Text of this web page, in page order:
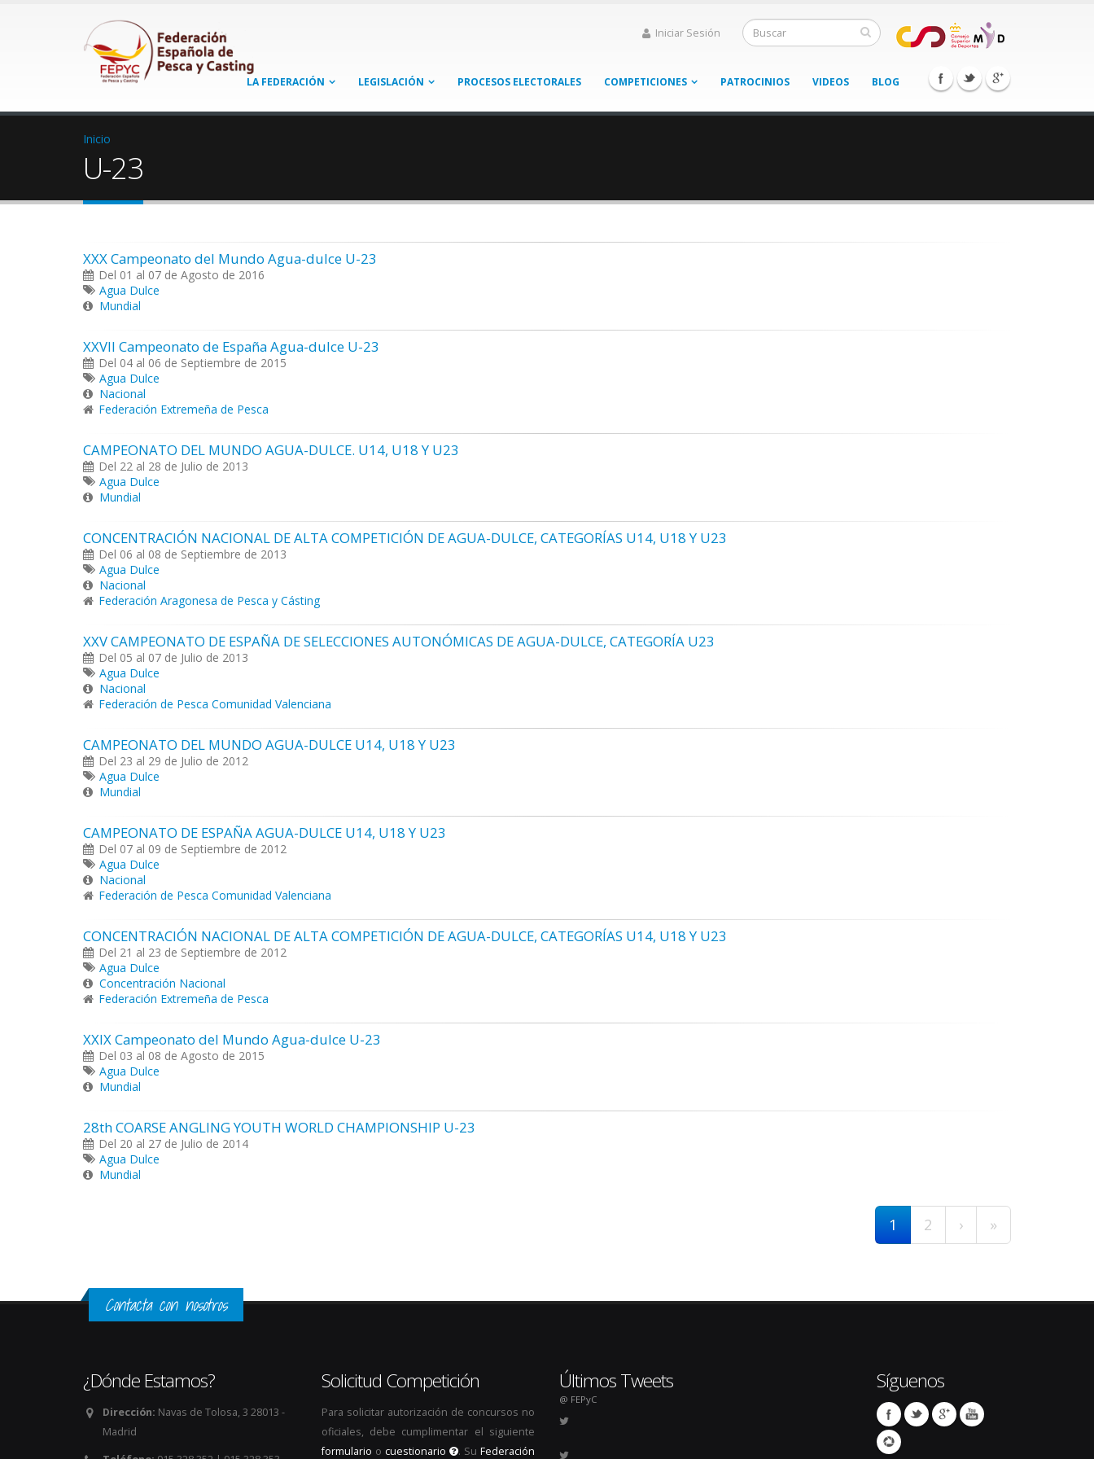
Iniciar Sesión
LA FEDERACIÓN LEGISLACIÓN PROCESOS ELECTORALES COMPETICIONES PATROCINIOS VIDEOS BLOG
Inicio
U-23
XXX Campeonato del Mundo Agua-dulce U-23
Del 01 al 07 de Agosto de 2016
Agua Dulce
Mundial
XXVII Campeonato de España Agua-dulce U-23
Del 04 al 06 de Septiembre de 2015
Agua Dulce
Nacional
Federación Extremeña de Pesca
CAMPEONATO DEL MUNDO AGUA-DULCE. U14, U18 Y U23
Del 22 al 28 de Julio de 2013
Agua Dulce
Mundial
CONCENTRACIÓN NACIONAL DE ALTA COMPETICIÓN DE AGUA-DULCE, CATEGORÍAS U14, U18 Y U23
Del 06 al 08 de Septiembre de 2013
Agua Dulce
Nacional
Federación Aragonesa de Pesca y Cásting
XXV CAMPEONATO DE ESPAÑA DE SELECCIONES AUTONÓMICAS DE AGUA-DULCE, CATEGORÍA U23
Del 05 al 07 de Julio de 2013
Agua Dulce
Nacional
Federación de Pesca Comunidad Valenciana
CAMPEONATO DEL MUNDO AGUA-DULCE U14, U18 Y U23
Del 23 al 29 de Julio de 2012
Agua Dulce
Mundial
CAMPEONATO DE ESPAÑA AGUA-DULCE U14, U18 Y U23
Del 07 al 09 de Septiembre de 2012
Agua Dulce
Nacional
Federación de Pesca Comunidad Valenciana
CONCENTRACIÓN NACIONAL DE ALTA COMPETICIÓN DE AGUA-DULCE, CATEGORÍAS U14, U18 Y U23
Del 21 al 23 de Septiembre de 2012
Agua Dulce
Concentración Nacional
Federación Extremeña de Pesca
XXIX Campeonato del Mundo Agua-dulce U-23
Del 03 al 08 de Agosto de 2015
Agua Dulce
Mundial
28th COARSE ANGLING YOUTH WORLD CHAMPIONSHIP U-23
Del 20 al 27 de Julio de 2014
Agua Dulce
Mundial
1 2 › »
Contacta con nosotros
¿Dónde Estamos?
Dirección: Navas de Tolosa, 3 28013 -
Madrid
Solicitud Competición
Para solicitar autorización de concursos no
oficiales, debe cumplimentar el siguiente
formulario o cuestionario . SuFederación
Últimos Tweets
@ FEPyC
Síguenos